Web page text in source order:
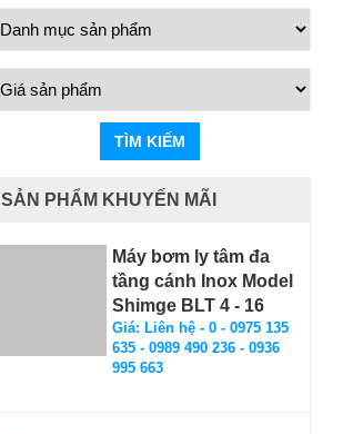
TÌM KIẾM
SẢN PHẨM KHUYẾN MÃI
Máy bơm ly tâm đa
tầng cánh Inox Model
Shimge BLT 4 - 16
Giá: Liên hệ - 0 - 0975 135
635 - 0989 490 236 - 0936
995 663